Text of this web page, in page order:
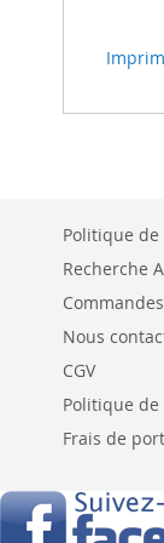
Politique
Recherche
Nous
CGV
Politique
Frais de